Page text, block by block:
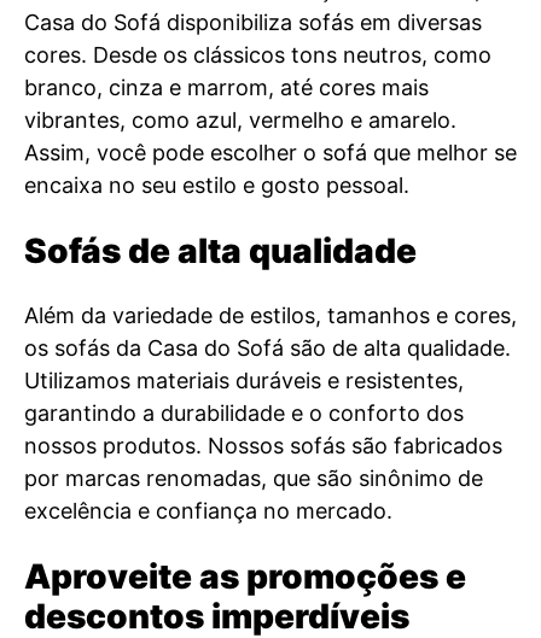
Casa do Sofá disponibiliza sofás em diversas
cores. Desde os clássicos tons neutros, como
branco, cinza e marrom, até cores mais
vibrantes, como azul, vermelho e amarelo.
Assim, você pode escolher o sofá que melhor se
encaixa no seu estilo e gosto pessoal.
Sofás de alta qualidade
Além da variedade de estilos, tamanhos e cores,
os sofás da Casa do Sofá são de alta qualidade.
Utilizamos materiais duráveis e resistentes,
garantindo a durabilidade e o conforto dos
nossos produtos. Nossos sofás são fabricados
por marcas renomadas, que são sinônimo de
excelência e confiança no mercado.
Aproveite as promoções e
descontos imperdíveis